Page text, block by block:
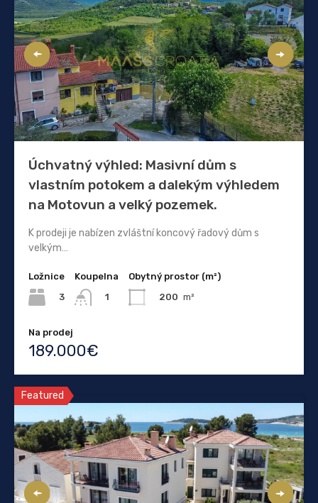
Úchvatný výhled: Masivní dům s
vlastním potokem a dalekým výhledem
na Motovun a velký pozemek.
K prodeji je nabízen zvláštní koncový řadový dům s
velkým…
Ložnice
3
Koupelna
1
Obytný prostor (m²)
200 m²
Na prodej
189.000€
Featured